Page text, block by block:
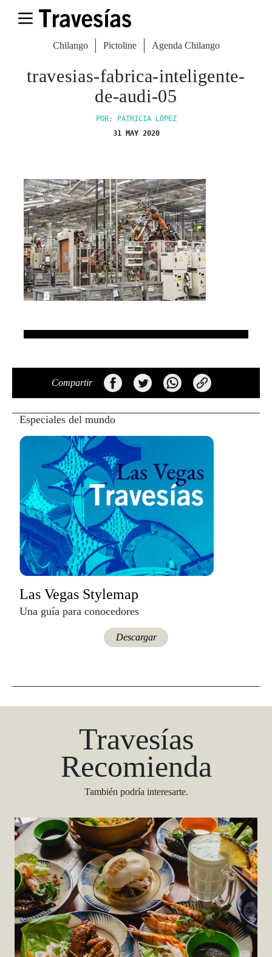
Chilango Pictoline Agenda Chilango
travesias-fabrica-inteligente-
de-audi-05
POR: PATRICIA LÓPEZ
31 MAY 2020
Compartir
Especiales del mundo
Las Vegas Stylemap
Una guía para conocedores
Descargar
Travesías
Recomienda
También podría interesarte.